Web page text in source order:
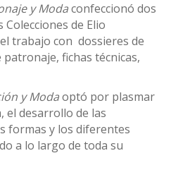
y Modaconfeccionó dos
de Elio
trabajo con dossieres de
fichas técnicas,
y Modaoptó por plasmar
el desarrollo de las
formas y los diferentes
a lo largo de toda su